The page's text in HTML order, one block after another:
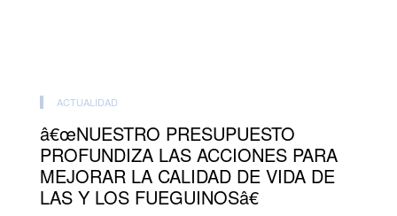
ACTUALIDAD
â€œNUESTRO PRESUPUESTO
PROFUNDIZA LAS ACCIONES PARA
MEJORAR LA CALIDAD DE VIDA DE
LAS Y LOS FUEGUINOSâ€